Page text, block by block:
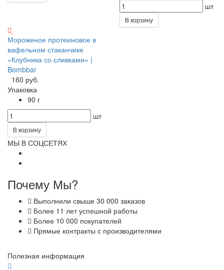
шт
В корзину
Мороженое протеиновое в
вафельном стаканчике
«Клубника со сливками» |
Bombbar
160 руб.
Упаковка
90 г
шт
В корзину
МЫ В СОЦСЕТЯХ
Почему Мы?
Выполнили свыше 30 000 заказов
Более 11 лет успешной работы
Более 10 000 покупателей
Прямые контракты с производителями
Полезная информация